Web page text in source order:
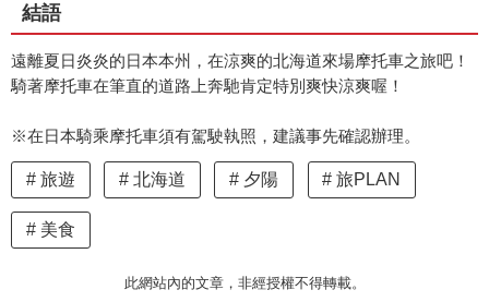
結語
遠離夏日炎炎的日本本州，在涼爽的北海道來場摩托車之旅吧！
騎著摩托車在筆直的道路上奔馳肯定特別爽快涼爽喔！
※在日本騎乘摩托車須有駕駛執照，建議事先確認辦理。
旅遊 北海道 夕陽 旅PLAN
美食
此網站內的文章，非經授權不得轉載。